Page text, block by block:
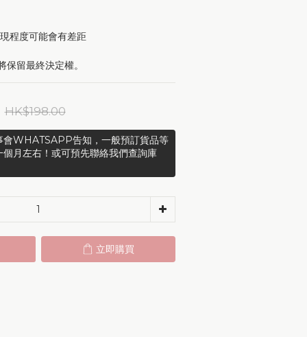
程度可能會有差距
留最終決定權。
HK$198.00
會WHATSAPP告知，一般預訂貨品等
月左右！或可預先聯絡我們查詢庫
立即購買